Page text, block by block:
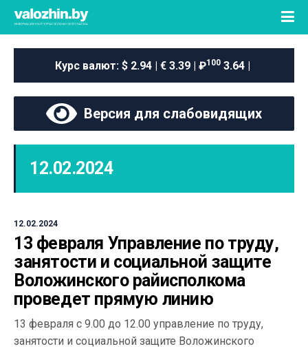
Курс валют: $ 2.94 | € 3.39 | ₽100 3.64 |
Версия для слабовидящих
12.02.2024
12.02.2024
13 февраля Управление по труду,
занятости и социальной защите
Воложинского райисполкома
проведет прямую линию
13 февраля с 9.00 до 12.00 управление по труду,
занятости и социальной защите Воложинского